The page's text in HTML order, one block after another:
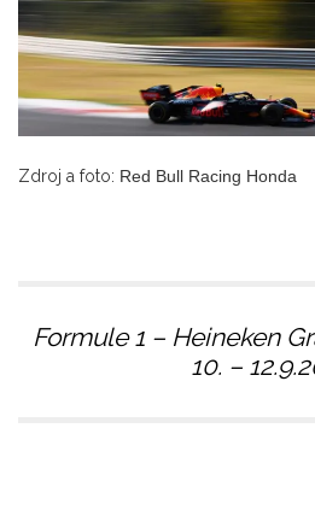
Zdroj a foto: Red Bull Racing Honda
Formule 1 – Heineken
10. –